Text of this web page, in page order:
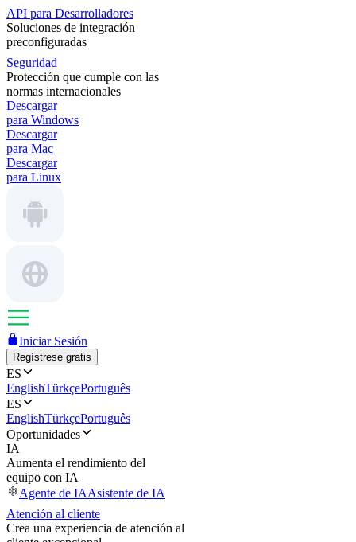
API para Desarrolladores
Soluciones de integración
preconfiguradas
Seguridad
Protección que cumple con las
normas internacionales
Descargar
para Windows
Descargar
para Mac
Descargar
para Linux
Iniciar Sesión
Regístrese gratis
ES
EnglishTürkçePortuguês
ES
EnglishTürkçePortuguês
Oportunidades
IA
Aumenta el rendimiento del
equipo con IA
Agente de IAAsistente de IA
Atención al cliente
Crea una experiencia de atención al